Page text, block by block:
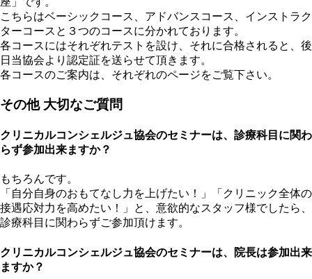
こちらはベーシックコース、アドバンスコース、インストラク
ターコースと３つのコースに分かれております。
各コースにはそれぞれテストを設け、それに合格されると、後
日当協会より認定証を送らせて頂きます。
各コースのご案内は、それぞれのページをご覧下さい。
その他 大切なご質問
クリニカルコンシェルジュ協会のセミナーは、診療科目に関わ
らず参加出来ますか？
もちろんです。
「自分自身のおもてなし力を上げたい！」「クリニック全体の
接遇応対力を高めたい！」と、意欲的なスタッフ様でしたら、
診療科目に関わらずご参加頂けます。
クリニカルコンシェルジュ協会のセミナーは、院長は参加出来
ますか？